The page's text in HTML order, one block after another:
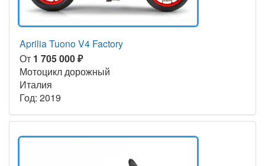
Aprilia Tuono V4 Factory
От 1 705 000 ₽
Мотоцикл дорожный
Италия
Год: 2019